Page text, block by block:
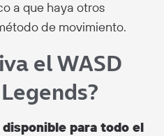
a que haya otros
de movimiento.
el WASD
para todo el